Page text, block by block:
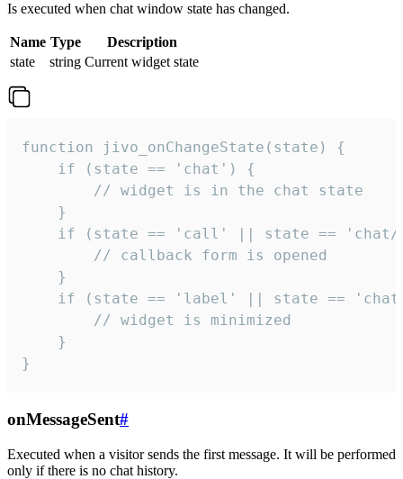
Is executed when chat window state has changed.
Name Type
Description
state
string Current widget state
function jivo_onChangeState(state) {
    if (state == 'chat') {
        // widget is in the chat state
    }
if (state == 'call' || state ==
        // callback form is opened
    }
if (state == 'label' || state ==
        // widget is minimized
    }
}
onMessageSent#
Executed when a visitor sends the first message. It will be performed
only if there is no chat history.